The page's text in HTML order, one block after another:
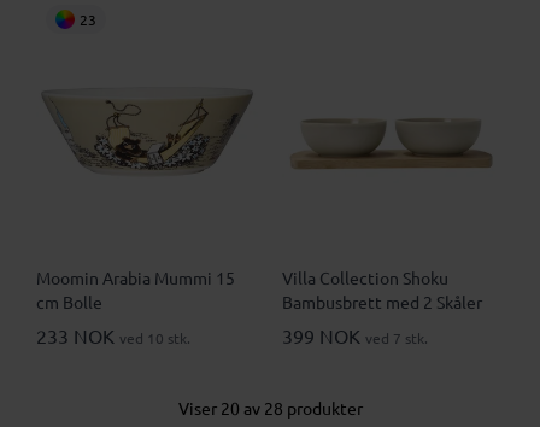
23
Moomin Arabia Mummi 15
cm Bolle
233 NOK ved 10 stk.
Villa Collection Shoku
Bambusbrett med 2 Skåler
399 NOK ved 7 stk.
Viser 20 av 28 produkter